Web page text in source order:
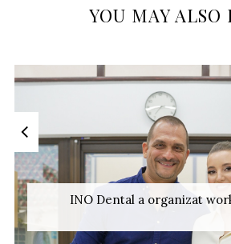
YOU MAY ALSO
INO Dental a organizat